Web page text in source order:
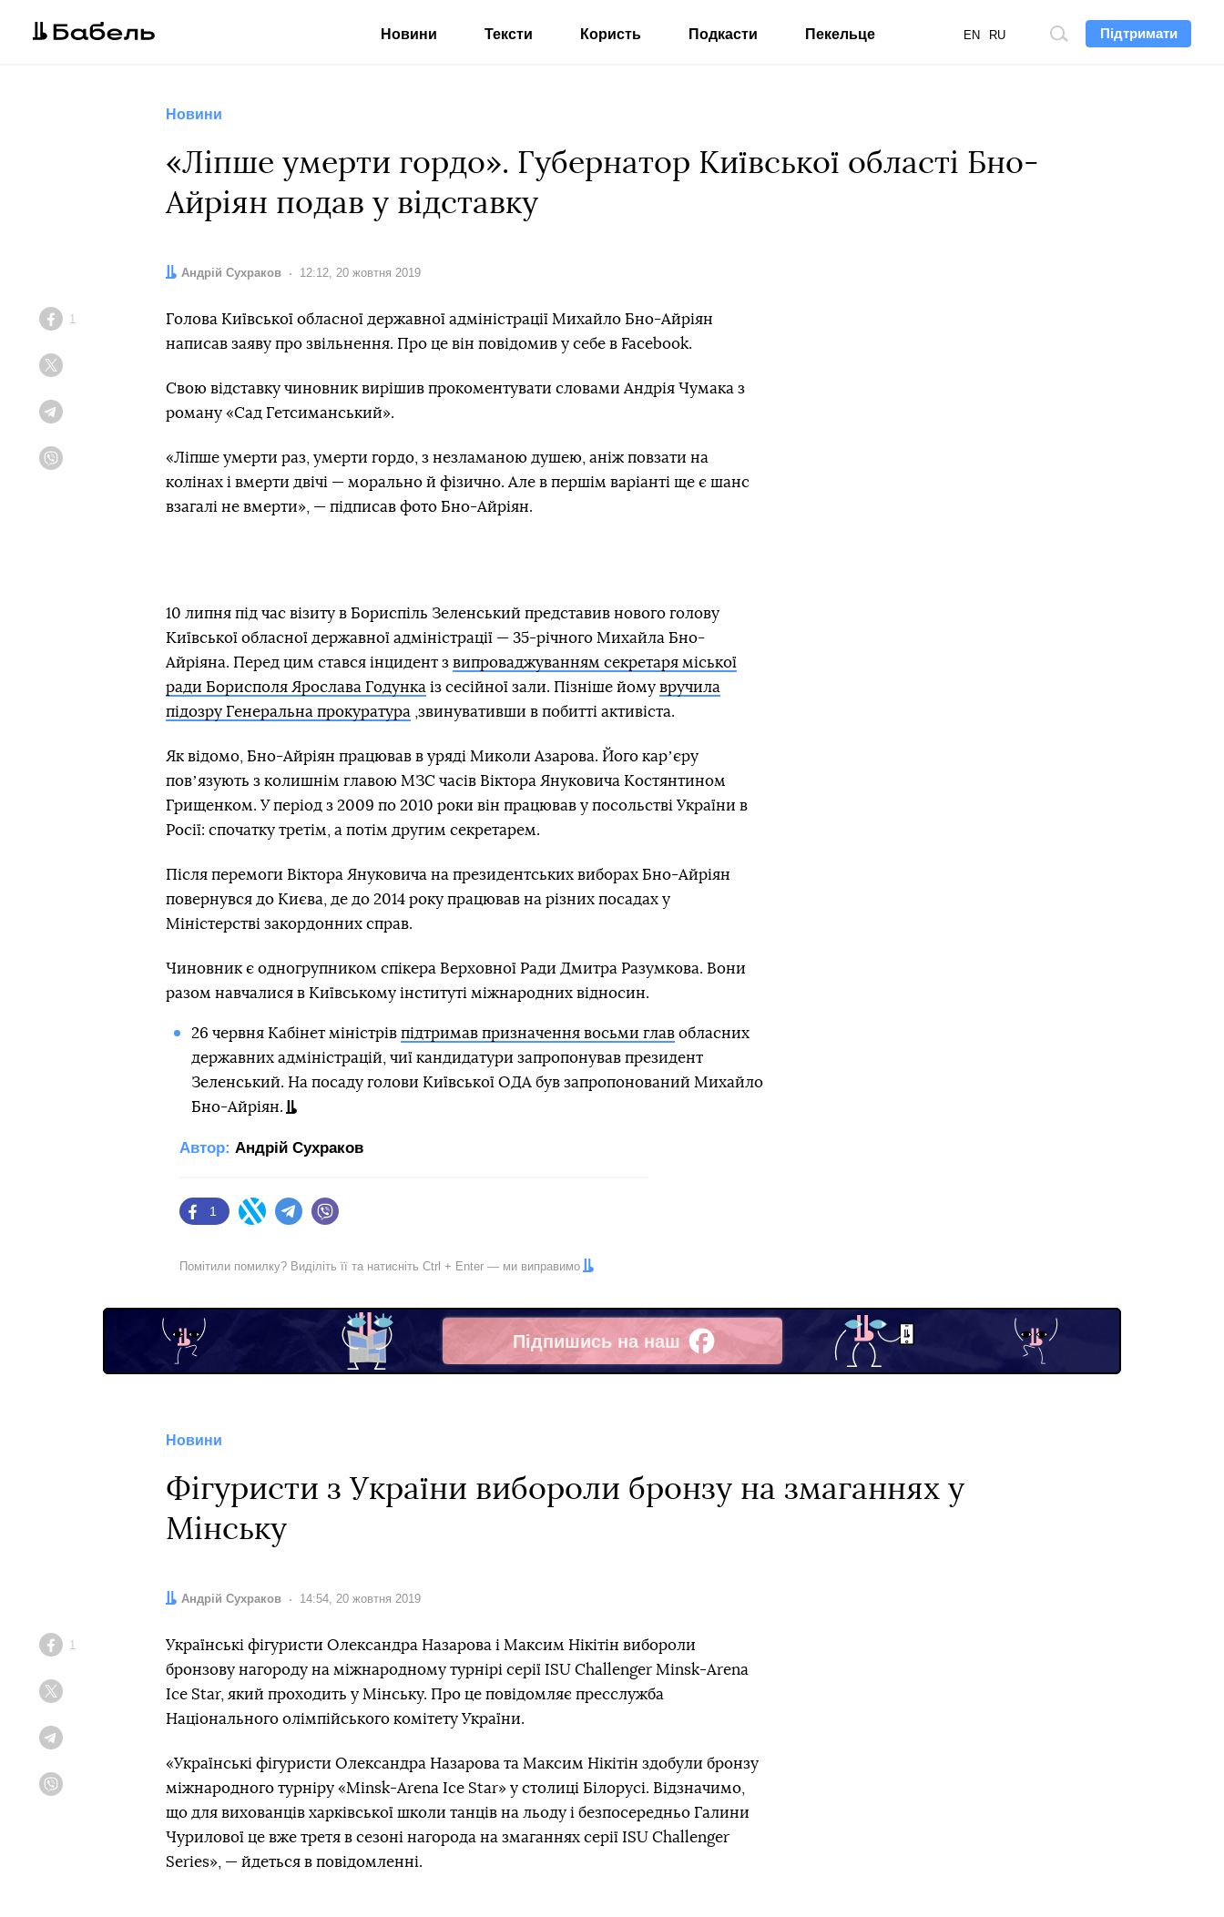
Підтримати
Пошук
EN RU
Новини Тексти Користь Подкасти Пекельце
Новини
«Ліпше умерти гордо». Губернатор Київської області Бно-
Айріян подав у відставку
Автор:
Андрій Сухраков Дата:
12:12, 20 жовтня 2019
Facebook
1
Голова Київської обласної державної адміністрації Михайло Бно-Айріян
написав заяву про звільнення. Про це він повідомив у себе в Facebook.
Свою відставку чиновник вирішив прокоментувати словами Андрія Чумака з
роману «Сад Гетсиманський».
«Ліпше умерти раз, умерти гордо, з незламаною душею, аніж повзати на
колінах і вмерти двічі — морально й фізично. Але в першім варіанті ще є шанс
взагалі не вмерти», — підписав фото Бно-Айріян.
10 липня під час візиту в Бориспіль Зеленський представив нового голову
Київської обласної державної адміністрації — 35-річного Михайла Бно-
Айріяна. Перед цим стався інцидент з випроваджуванням секретаря міської
ради Борисполя Ярослава Годунка із сесійної зали. Пізніше йому вручила
підозру Генеральна прокуратура ,звинувативши в побитті активіста.
Як відомо, Бно-Айріян працював в уряді Миколи Азарова. Його карʼєру
повʼязують з колишнім главою МЗС часів Віктора Януковича Костянтином
Грищенком. У період з 2009 по 2010 роки він працював у посольстві України в
Росії: спочатку третім, а потім другим секретарем.
Після перемоги Віктора Януковича на президентських виборах Бно-Айріян
повернувся до Києва, де до 2014 року працював на різних посадах у
Міністерстві закордонних справ.
Чиновник є одногрупником спікера Верховної Ради Дмитра Разумкова. Вони
разом навчалися в Київському інституті міжнародних відносин.
26 червня Кабінет міністрів підтримав призначення восьми главобласних
державних адміністрацій, чиї кандидатури запропонував президент
Зеленський. На посаду голови Київської ОДА був запропонований Михайло
Бно-Айріян.
Автор: Андрій Сухраков
Facebook
1
Twitter Telegram
Помітили помилку? Виділіть її та натисніть Ctrl + Enter — ми виправимо
Підпишись на наш
Facebook
Новини
Фігуристи з України вибороли бронзу на змаганнях у
Мінську
Автор:
Андрій Сухраков Дата:
14:54, 20 жовтня 2019
Facebook
1
Українські фігуристи Олександра Назарова і Максим Нікітін вибороли
бронзову нагороду на міжнародному турнірі серії ISU Challenger Minsk-Arena
Ice Star, який проходить у Мінську. Про це повідомляє пресслужба
Національного олімпійського комітету України.
«Українські фігуристи Олександра Назарова та Максим Нікітін здобули бронзу
міжнародного турніру «Minsk-Arena Ice Star» у столиці Білорусі. Відзначимо,
що для вихованців харківської школи танців на льоду і безпосередньо Галини
Чурилової це вже третя в сезоні нагорода на змаганнях серії ISU Challenger
Series», — йдеться в повідомленні.